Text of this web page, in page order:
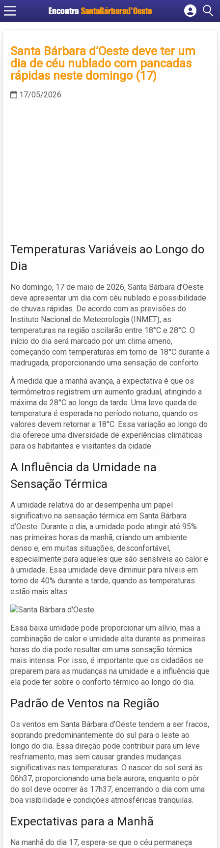
Encontra SantaBárbarad'Oeste
Cadastrar empresa
Criar conta
Santa Bárbara d’Oeste deve ter um
dia de céu nublado com pancadas
rápidas neste domingo (17)
17/05/2026
Temperaturas Variáveis ao Longo do
Dia
No domingo, 17 de maio de 2026, Santa Bárbara d’Oeste
deve apresentar um dia com céu nublado e possibilidade
de chuvas rápidas. De acordo com as previsões do
Instituto Nacional de Meteorologia (INMET), as
temperaturas na região oscilarão entre 18°C e 28°C. O
início do dia será marcado por um clima ameno,
começando com temperaturas em torno de 18°C durante a
madrugada, proporcionando uma sensação de conforto.
À medida que a manhã avança, a expectativa é que os
termômetros registrem um aumento gradual, atingindo a
máxima de 28°C ao longo da tarde. Uma leve queda de
temperatura é esperada no período noturno, quando os
valores devem retornar a 18°C. Essa variação ao longo do
dia oferece uma diversidade de experiências climáticas
para os habitantes e visitantes da cidade.
A Influência da Umidade na
Sensação Térmica
A umidade relativa do ar desempenha um papel
significativo na sensação térmica em Santa Bárbara
d’Oeste. Durante o dia, a umidade pode atingir até 95%
nas primeiras horas da manhã, criando um ambiente
denso e, em muitas situações, desconfortável,
especialmente para aqueles que são sensíveis ao calor e
à umidade. Essa umidade deve diminuir para níveis em
torno de 40% durante a tarde, quando as temperaturas
estão mais altas.
Essa baixa umidade pode proporcionar um alívio, mas a
combinação de calor e umidade alta durante as primeiras
horas do dia pode resultar em uma sensação térmica
mais intensa. Por isso, é importante que os cidadãos se
preparem para as mudanças na umidade e a influência que
ela pode ter sobre o conforto térmico ao longo do dia.
Padrão de Ventos na Região
Os ventos em Santa Bárbara d’Oeste tendem a ser fracos,
soprando predominantemente do sul para o leste ao
longo do dia. Essa direção pode contribuir para um leve
resfriamento, mas sem causar grandes mudanças
significativas nas temperaturas. O nascer do sol será às
06h37, proporcionando uma bela aurora, enquanto o pôr
do sol deve ocorrer às 17h37, encerrando o dia com uma
boa visibilidade e condições atmosféricas tranquilas.
Expectativas para a Manhã
Na manhã do dia 17, espera-se que o céu permaneça